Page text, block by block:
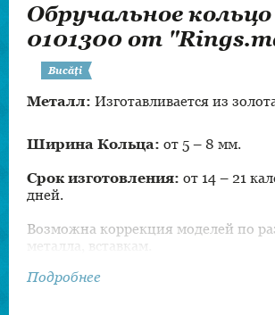
Обручальное кольцо
0101300 от
Bucăți
Металл: Изготавливается из
Ширина Кольца: от 5 – 8 мм.
Срок изготовления: от 14 – 21
дней.
Возможна коррекция моделей по
металла, вставкам.
Подробнее